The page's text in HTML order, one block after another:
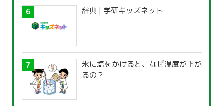
辞典 | 学研キッズネット
氷に塩をかけると、なぜ温度が下が
るの？